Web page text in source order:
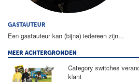
GASTAUTEUR
Een gastauteur kan (bijna) iedereen zijn...
MEER ACHTERGRONDEN
Category switches
klant